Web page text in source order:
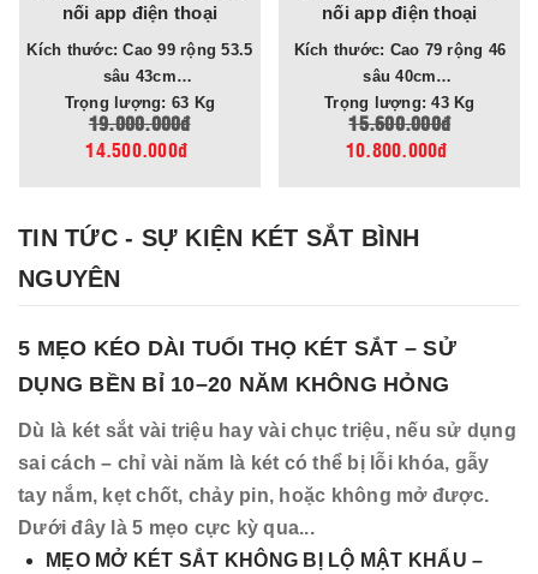
điện thoại
Trọng lượng: 63 Kg
nối app điện thoại
Kích thước: Cao 79 rộng 46
Trọng lượng: 43 Kg
Kích thước: Cao 59 rộng 39.5
TIN TỨC - SỰ KIỆN KÉT SẮT BÌNH
NGUYÊN
5 MẸO KÉO DÀI TUỔI THỌ KÉT SẮT – SỬ
DỤNG BỀN BỈ 10–20 NĂM KHÔNG HỎNG
Dù là két sắt vài triệu hay vài chục triệu, nếu sử dụng
sai cách – chỉ vài năm là két có thể bị lỗi khóa, gẫy
tay nắm, kẹt chốt, chảy pin, hoặc không mở được.
Dưới đây là 5 mẹo cực kỳ qua...
MẸO MỞ KÉT SẮT KHÔNG BỊ LỘ MẬT KHẨU –